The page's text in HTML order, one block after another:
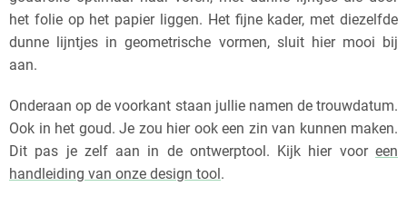
het folie op het papier liggen. Het fijne kader, met diezelfde
dunne lijntjes in geometrische vormen, sluit hier mooi bij
aan.
Onderaan op de voorkant staan jullie namen de trouwdatum.
Ook in het goud. Je zou hier ook een zin van kunnen maken.
Dit pas je zelf aan in de ontwerptool. Kijk hier voor een
handleiding van onze design tool .